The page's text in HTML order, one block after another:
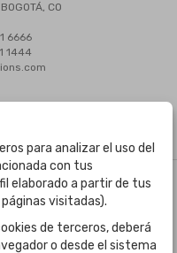
CO
6666
1444
derechos reservados
Networks.
para analizar el uso del
con tus
elaborado a partir de tus
visitadas).
de terceros, deberá
o desde el sistema